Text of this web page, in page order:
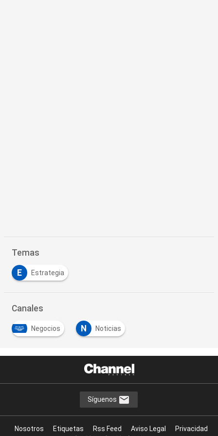
Temas
E Estrategia
Canales
Negocios N Noticias
Síguenos
Nosotros Etiquetas Rss Feed Aviso Legal
Privacidad